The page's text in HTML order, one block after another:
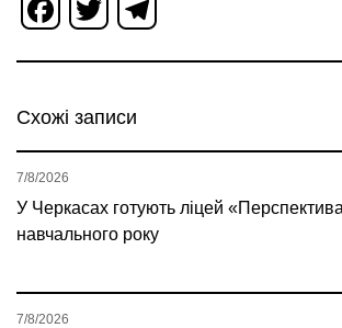
Facebook
Twitter
Схожі записи
У Черкасах готують ліцей
навчального року
7/8/2026
7/8/2026